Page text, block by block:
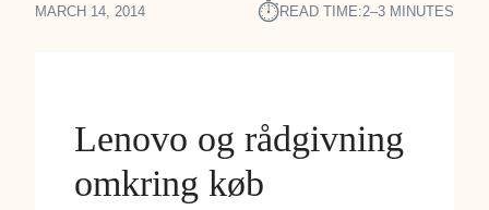
MARCH 14, 2014 ⏱︎READ TIME:2–3 MINUTES
Lenovo og rådgivning
omkring køb